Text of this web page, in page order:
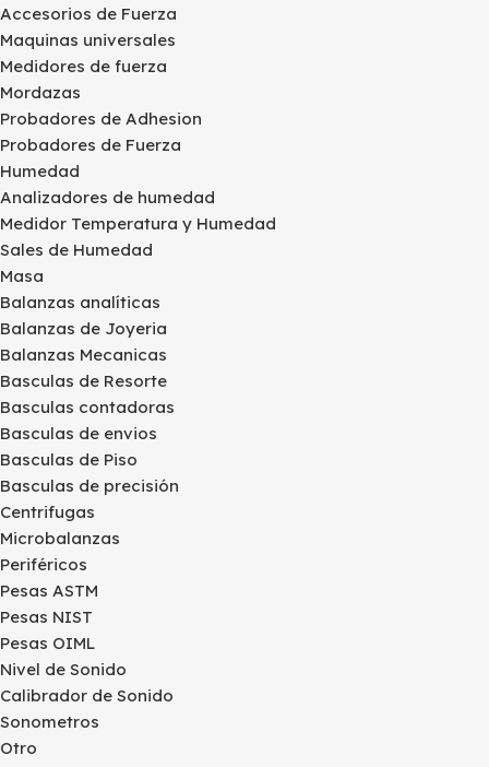
Accesorios de Fuerza
Maquinas universales
Medidores de fuerza
Mordazas
Probadores de Adhesion
Probadores de Fuerza
Humedad
Analizadores de humedad
Medidor Temperatura y Humedad
Sales de Humedad
Masa
Balanzas analíticas
Balanzas de Joyeria
Balanzas Mecanicas
Basculas de Resorte
Basculas contadoras
Basculas de envios
Basculas de Piso
Basculas de precisión
Centrifugas
Microbalanzas
Periféricos
Pesas ASTM
Pesas NIST
Pesas OIML
Nivel de Sonido
Calibrador de Sonido
Sonometros
Otro